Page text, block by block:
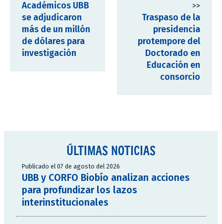
Académicos UBB
se adjudicaron
más de un millón
de dólares para
investigación
>>
Traspaso de la
presidencia
protempore del
Doctorado en
Educación en
consorcio
ÚLTIMAS NOTICIAS
Publicado el 07 de agosto del 2026
UBB y CORFO Biobío analizan acciones
para profundizar los lazos
interinstitucionales